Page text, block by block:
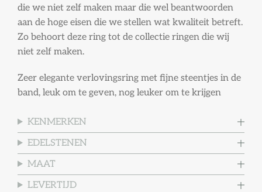
die we niet zelf maken maar die wel beantwoorden
aan de hoge eisen die we stellen wat kwaliteit betreft.
Zo behoort deze ring tot de collectie ringen die wij
niet zelf maken.
Zeer elegante verlovingsring met fijne steentjes in de
band, leuk om te geven, nog leuker om te krijgen
KENMERKEN
EDELSTENEN
MAAT
LEVERTIJD